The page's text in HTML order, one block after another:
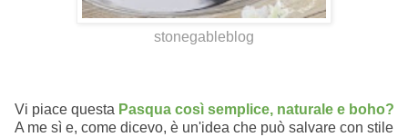
stonegableblog
Vi piace questa Pasqua così semplice, naturale e boho?
A me sì e, come dicevo, è un'idea che può salvare con stile